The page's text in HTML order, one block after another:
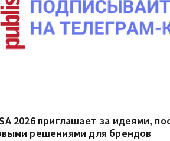
2026 приглашает за идеями,
решениями для брендов